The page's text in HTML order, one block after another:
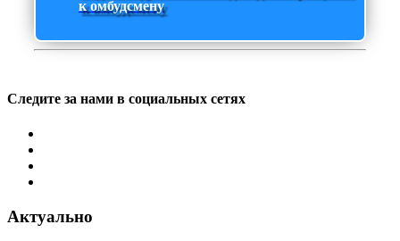
к омбудсмену
Следите за нами в социальных сетях
Актуально